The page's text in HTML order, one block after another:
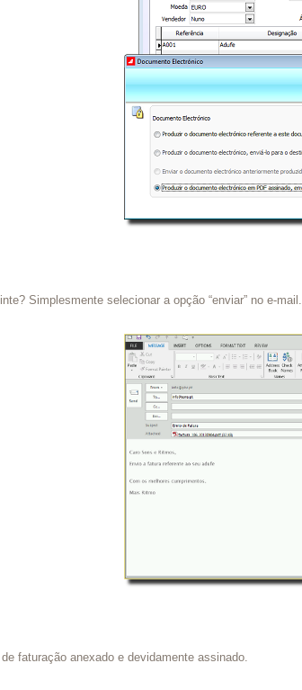
Simplesmente selecionar a opção “enviar” no e-mail.
faturação anexado e devidamente assinado.